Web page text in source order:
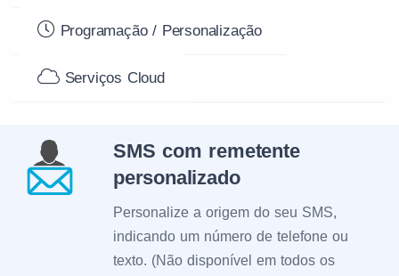
Programação / Personalização
Serviços Cloud
SMS com remetente
personalizado
Personalize a origem do seu SMS,
indicando um número de telefone ou
texto. (Não disponível em todos os